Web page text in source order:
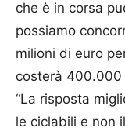
che è in corsa
possiamo
milioni di euro
costerà 400.000
“La risposta
le ciclabili e non